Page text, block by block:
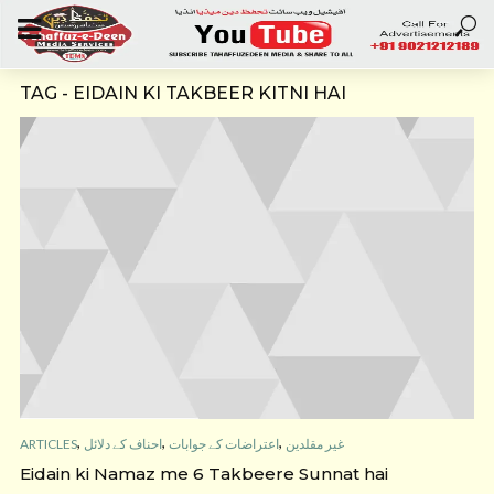
TAG - EIDAIN KI TAKBEER KITNI HAI
ARTICLES, احناف کے دلائل, اعتراضات کے جوابات, غیر مقلدین
Eidain ki Namaz me 6 Takbeere Sunnat hai